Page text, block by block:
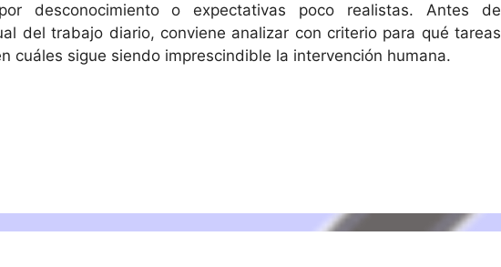
desconocimiento o expectativas poco realistas. Antes de
del trabajo diario, conviene analizar con criterio para qué tareas
cuáles sigue siendo imprescindible la intervención humana.